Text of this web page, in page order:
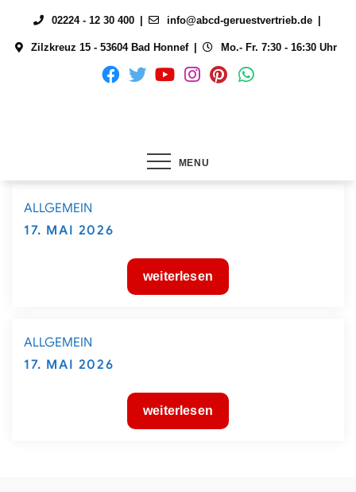
content
02224 - 12 30 400 info@abcd-geruestvertrieb.de
Zilzkreuz 15 - 53604 Bad Honnef Mo.- Fr. 7:30 - 16:30 Uhr
MENU
ALLGEMEIN
Posted
17. MAI 2026
weiterlesen
ALLGEMEIN
Posted
17. MAI 2026
weiterlesen